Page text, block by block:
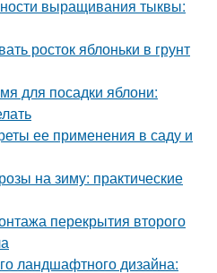
выращивания тыквы:
росток яблоньки в грунт
для посадки яблони:
ее применения в саду и
на зиму: практические
перекрытия второго
ландшафтного дизайна: